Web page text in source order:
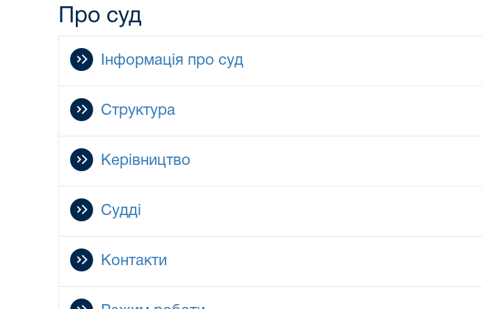
Про суд
Інформація про суд
Структура
Керівництво
Судді
Контакти